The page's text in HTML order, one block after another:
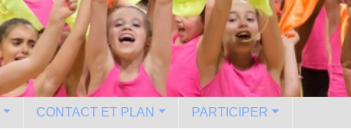
CONTACT ET PLAN PARTICIPER